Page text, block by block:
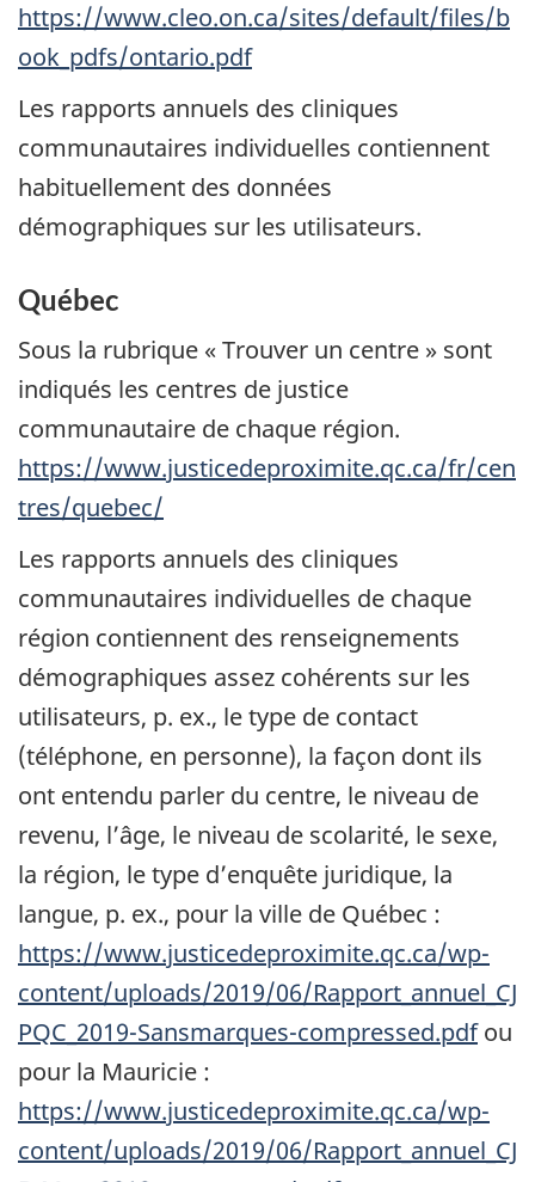
https://www.cleo.on.ca/sites/default/files/b
ook_pdfs/ontario.pdf
Les rapports annuels des cliniques
communautaires individuelles contiennent
habituellement des données
démographiques sur les utilisateurs.
Québec
Sous la rubrique « Trouver un centre » sont
indiqués les centres de justice
communautaire de chaque région.
https://www.justicedeproximite.qc.ca/fr/cen
tres/quebec/
Les rapports annuels des cliniques
communautaires individuelles de chaque
région contiennent des renseignements
démographiques assez cohérents sur les
utilisateurs, p. ex., le type de contact
(téléphone, en personne), la façon dont ils
ont entendu parler du centre, le niveau de
revenu, l’âge, le niveau de scolarité, le sexe,
la région, le type d’enquête juridique, la
langue, p. ex., pour la ville de Québec :
https://www.justicedeproximite.qc.ca/wp-
content/uploads/2019/06/Rapport_annuel_CJ
PQC_2019-Sansmarques-compressed.pdfou
pour la Mauricie :
https://www.justicedeproximite.qc.ca/wp-
content/uploads/2019/06/Rapport_annuel_CJ